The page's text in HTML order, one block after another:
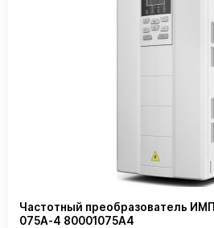
Частотный преобразователь
075А-4 80001075А4